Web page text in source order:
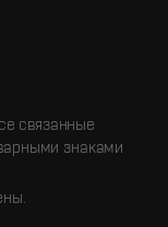
связанные
знаками